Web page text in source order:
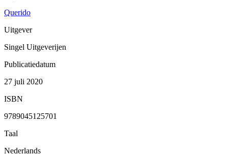
Querido
Uitgever
Singel Uitgeverijen
Publicatiedatum
27 juli 2020
ISBN
9789045125701
Taal
Nederlands